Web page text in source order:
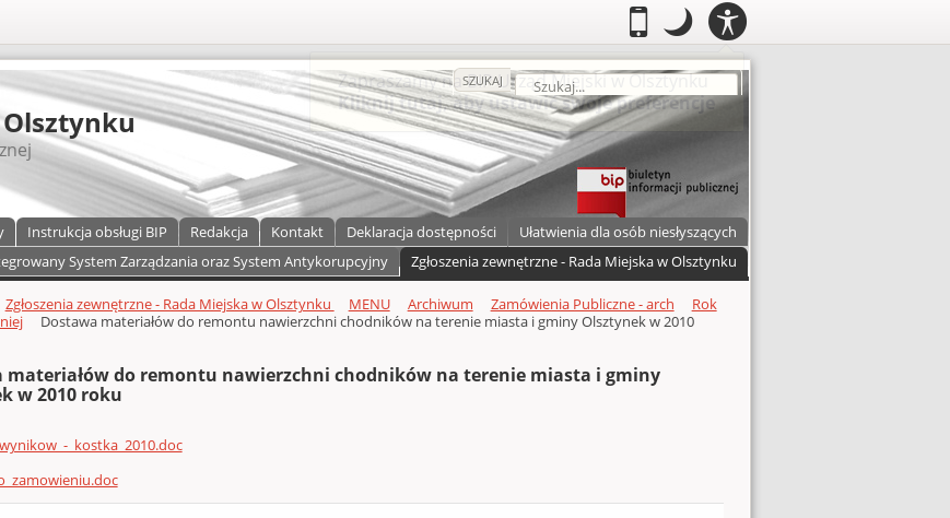
Mobilny
.Przełącz do wersji mobilnej
Tryb
nocny
Tryb nocny: Ten tryb ustawia
Szukaj
SZUKAJ
Instrukcja obsługi BIP Redakcja Kontakt Deklaracja dostępności
Ułatwienia dla osób niesłyszących
System Zarządzania oraz System Antykorupcyjny
Zgłoszenia zewnętrzne - Rada Miejska w Olsztynku
Zgłoszenia zewnętrzne - Rada Miejska w Olsztynku MENU Archiwum Zamówienia Publiczne - arch
Rok
Dostawa materiałów do remontu nawierzchni chodników na terenie miasta i gminy Olsztynek w 2010
materiałów do remontu nawierzchni chodników na terenie miasta i gminy
w 2010 roku
_kostka_2010.doc